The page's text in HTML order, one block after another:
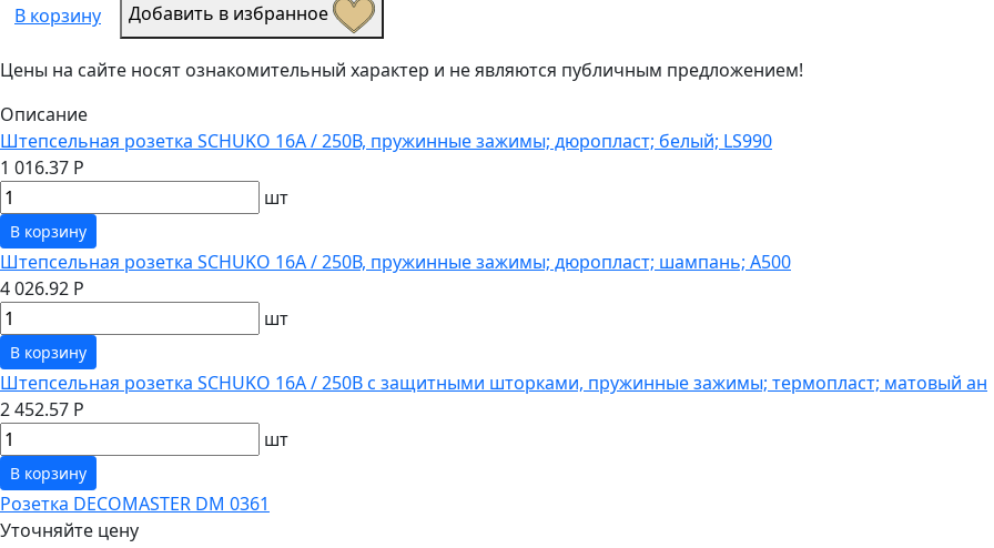
В корзину
Добавить в избранное
Цены на сайте носят ознакомительный характер и не являются публичным предложением!
Описание
Штепсельная розетка SCHUKO 16А / 250В, пружинные зажимы; дюропласт; белый; LS990
1 016.37 Р
шт
В корзину
Штепсельная розетка SCHUKO 16А / 250В, пружинные зажимы; дюропласт; шампань; A500
4 026.92 Р
шт
В корзину
Штепсельная розетка SCHUKO 16А / 250В с защитными шторками, пружинные зажимы; термопласт; матовый ан
2 452.57 Р
шт
В корзину
Розетка DECOMASTER DM 0361
Уточняйте цену